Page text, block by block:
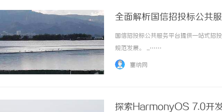
全面解析国信招投标公共
国信招投标公共服务平台提供一站式招
规范发展。 ...……
塞纳网
探索HarmonyOS 7.0开